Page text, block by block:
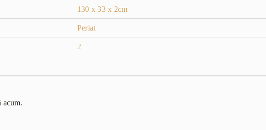
130 x 33 x 2cm
Periat
2
acum.